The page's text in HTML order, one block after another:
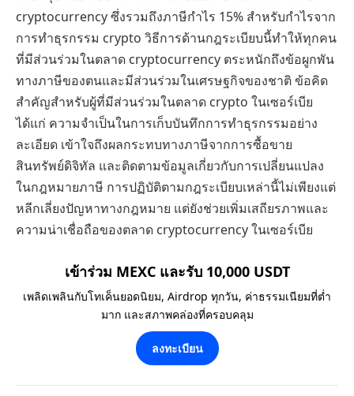
cryptocurrency ซึ่งรวมถึงภาษีกำไร 15% สำหรับกำไรจาก
การทำธุรกรรม crypto วิธีการด้านกฎระเบียบนี้ทำให้ทุกคน
ที่มีส่วนร่วมในตลาด cryptocurrency ตระหนักถึงข้อผูกพัน
ทางภาษีของตนและมีส่วนร่วมในเศรษฐกิจของชาติ ข้อคิด
สำคัญสำหรับผู้ที่มีส่วนร่วมในตลาด crypto ในเซอร์เบีย
ได้แก่ ความจำเป็นในการเก็บบันทึกการทำธุรกรรมอย่าง
ละเอียด เข้าใจถึงผลกระทบทางภาษีจากการซื้อขาย
สินทรัพย์ดิจิทัล และติดตามข้อมูลเกี่ยวกับการเปลี่ยนแปลง
ในกฎหมายภาษี การปฏิบัติตามกฎระเบียบเหล่านี้ไม่เพียงแต่
หลีกเลี่ยงปัญหาทางกฎหมาย แต่ยังช่วยเพิ่มเสถียรภาพและ
ความน่าเชื่อถือของตลาด cryptocurrency ในเซอร์เบีย
เข้าร่วม MEXC และรับ 10,000 USDT
เพลิดเพลินกับโทเค็นยอดนิยม, Airdrop ทุกวัน, ค่าธรรมเนียมที่ต่ำ
มาก และสภาพคล่องที่ครอบคลุม
ลงทะเบียน